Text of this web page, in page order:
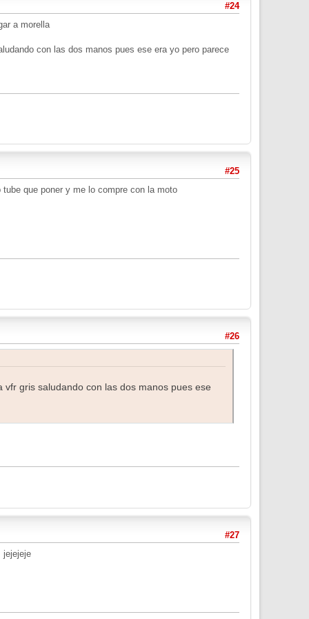
#24
a morella
con las dos manos pues ese era yo pero parece
#25
que poner y me lo compre con la moto
#26
gris saludando con las dos manos pues ese
#27
jejejeje